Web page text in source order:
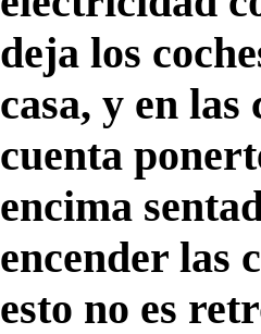
deja los
casa, y en las
cuenta
encima
encender las
esto no es